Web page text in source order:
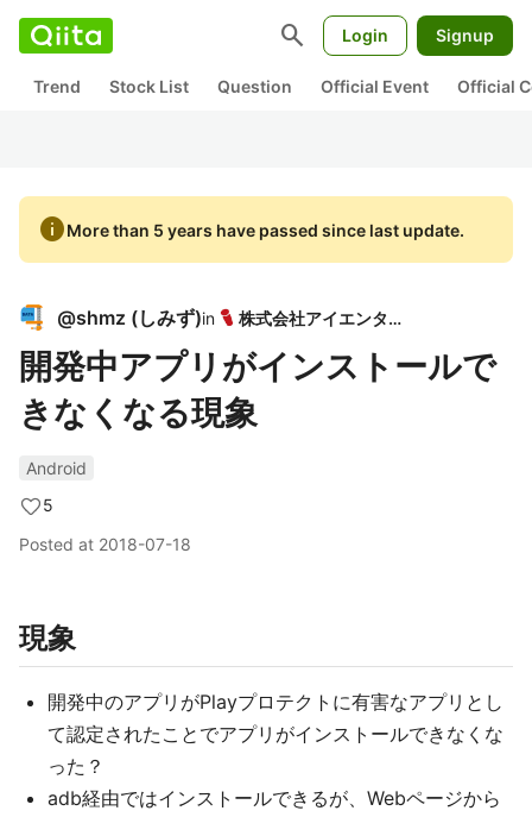
search Login Signup
Trend Stock List Question Official Event Official
infoMore than 5 years have passed since last update.
@shmz (しみず)in 株式会社アイエンター
開発中アプリがインストールで
きなくなる現象
Android
5
Posted at 2018-07-18
現象
開発中のアプリがPlayプロテクトに有害なアプリとし
て認定されたことでアプリがインストールできなくな
った？
adb経由ではインストールできるが、Webページから